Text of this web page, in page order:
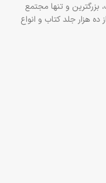
و تنها مجتمع
هزار جلد کتاب و انواع